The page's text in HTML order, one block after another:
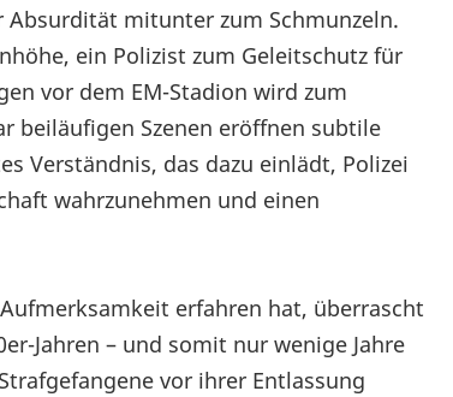
mitunter zum Schmunzeln.
ein Polizist zum Geleitschutz für
vor dem EM-Stadion wird zum
beiläufigen Szenen eröffnen subtile
Verständnis, das dazu einlädt, Polizei
wahrzunehmen und einen
erfahren hat, überrascht
Jahren – und somit nur wenige Jahre
vor ihrer Entlassung